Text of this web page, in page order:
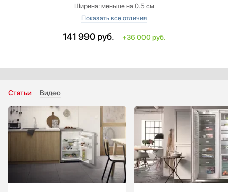
Ширина: меньше на 0.5 см
Габариты (ВхШхГ): 121х54х54.5 см
Климатический класс: SN-ST
141 990 руб. +36 000 руб.
Статьи Видео